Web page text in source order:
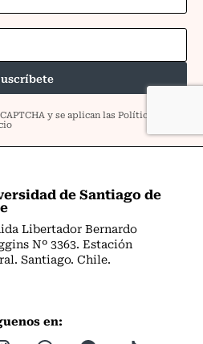
de Santiago de
Libertador Bernardo
Nº 3363. Estación
Santiago. Chile.
en: